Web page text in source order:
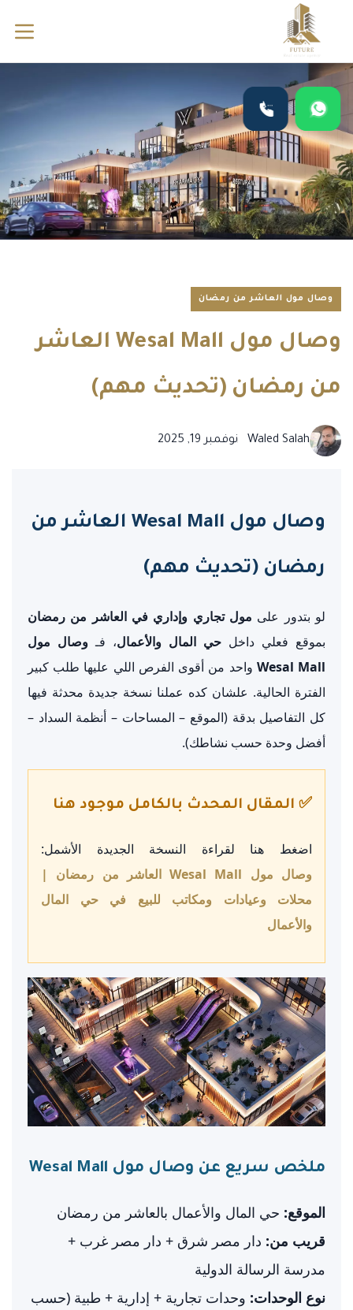
وصال مول العاشر من رمضان
وصال مول Wesal Mall العاشر
من رمضان (تحديث مهم)
Waled Salah نوفمبر 19, 2025
وصال مول Wesal Mall العاشر من
رمضان (تحديث مهم)
لو بتدور على مول تجاري وإداري في العاشر من رمضان
بموقع فعلي داخل حي المال والأعمال، فـ وصال مول
Wesal Mall واحد من أقوى الفرص اللي عليها طلب كبير
الفترة الحالية. علشان كده عملنا نسخة جديدة محدثة فيها
كل التفاصيل بدقة (الموقع – المساحات – أنظمة السداد –
أفضل وحدة حسب نشاطك).
✅ المقال المحدث بالكامل موجود هنا
اضغط هنا لقراءة النسخة الجديدة الأشمل:
وصال مول Wesal Mall العاشر من رمضان |
محلات وعيادات ومكاتب للبيع في حي المال
والأعمال
ملخص سريع عن وصال مول Wesal Mall
الموقع: حي المال والأعمال بالعاشر من رمضان
قريب من: دار مصر شرق + دار مصر غرب +
مدرسة الرسالة الدولية
نوع الوحدات: وحدات تجارية + إدارية + طبية (حسب